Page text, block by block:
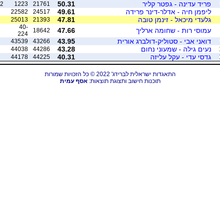
פריד עדינה - גפטר קליר 50.31
21761
1223
2
ליפמן חיה - אדלר-דינר פרידה 49.61
24517
22582
גלעדי מיכאל - זינמן טובה 47.81
21393
25013
עמוסי רות - שחומה ארליך 47.66
18642
40-
224
דואני אבי - סטוליק-דולברג אורית 43.95
43266
43539
נעים גילה - שמעוני נחום 43.28
44286
44038
גדסי עדי - עקל עליזה 40.31
44225
44178
התאגדות ישראלית לברידג' 2022 © כל הזכויות שמורות
תוכנות חישוב ותצוגת תוצאות:אסף עמית